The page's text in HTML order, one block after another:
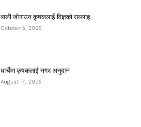
बाली जोगाउन कृषकलाई विज्ञको सल्लाह
October 5, 2025
धार्चेमा कृषकलाई नगद अनुदान
August 17, 2025